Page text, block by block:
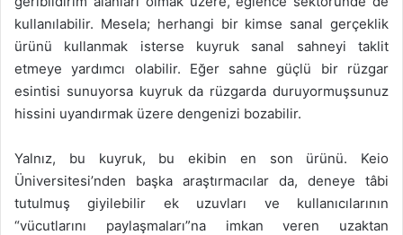
kullanılabilir. Mesela; herhangi bir kimse sanal gerçeklik
ürünü kullanmak isterse kuyruk sanal sahneyi taklit
etmeye yardımcı olabilir. Eğer sahne güçlü bir rüzgar
esintisi sunuyorsa kuyruk da rüzgarda duruyormuşsunuz
hissini uyandırmak üzere dengenizi bozabilir.
Yalnız, bu kuyruk, bu ekibin en son ürünü. Keio
Üniversitesi’nden başka araştırmacılar da, deneye tâbi
tutulmuş giyilebilir ek uzuvları ve kullanıcılarının
“vücutlarını paylaşmaları”na imkan veren uzaktan